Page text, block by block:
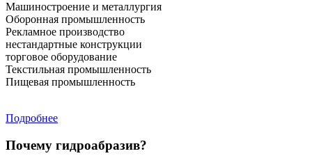
Машиностроение и металлургия
Оборонная промышленность
Рекламное производство
нестандартные конструкции
торговое оборудование
Текстильная промышленность
Пищевая промышленность
Подробнее
Почему гидроабразив?